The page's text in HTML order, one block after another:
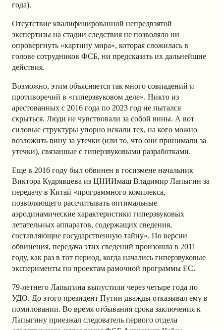
года).
Отсутствие квалифицированной непредвзятой
экспертизы на стадии следствия не позволяло ни
опровергнуть «картину мира», которая сложилась в
голове сотрудников ФСБ, ни предсказать их дальнейшие
действия.
Возможно, этим объясняется так много совпадений и
противоречий в «гиперзвуковом деле». Никто из
арестованных с 2016 года по 2023 год не пытался
скрыться. Люди не чувствовали за собой вины. А вот
силовые структуры упорно искали тех, на кого можно
возложить вину за утечки (или то, что они принимали за
утечки), связанные с гиперзвуковыми разработками.
Еще в 2016 году был обвинен в госизмене начальник
Виктора Кудрявцева из ЦНИИмаш Владимир Лапыгин за
передачу в Китай «программного комплекса,
позволяющего рассчитывать оптимальные
аэродинамические характеристики гиперзвуковых
летательных аппаратов, содержащих сведения,
составляющие государственную тайну». По версии
обвинения, передача этих сведений произошла в 2011
году, как раз в тот период, когда начались гиперзвуковые
эксперименты по проектам рамочной программы ЕС.
79-летнего Лапыгина выпустили через четыре года по
УДО. До этого президент Путин дважды отказывал ему в
помиловании. Во время отбывания срока заключения к
Лапыгину приезжал следователь первого отдела